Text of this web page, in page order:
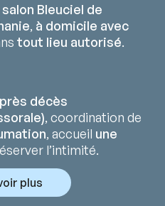
salon Bleuciel de
, à domicile avec
tout lieu autorisé.
décès
, coordination de
, accueil une
l’intimité.
plus